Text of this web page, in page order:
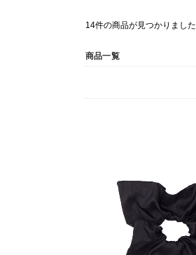
14件の商品が見つかりました
商品一覧